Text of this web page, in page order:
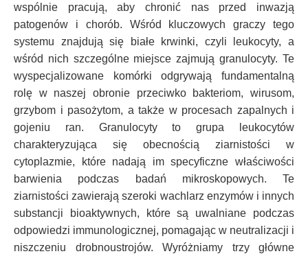
wspólnie pracują, aby chronić nas przed inwazją
patogenów i chorób. Wśród kluczowych graczy tego
systemu znajdują się białe krwinki, czyli leukocyty, a
wśród nich szczególne miejsce zajmują granulocyty. Te
wyspecjalizowane komórki odgrywają fundamentalną
rolę w naszej obronie przeciwko bakteriom, wirusom,
grzybom i pasożytom, a także w procesach zapalnych i
gojeniu ran. Granulocyty to grupa leukocytów
charakteryzująca się obecnością ziarnistości w
cytoplazmie, które nadają im specyficzne właściwości
barwienia podczas badań mikroskopowych. Te
ziarnistości zawierają szeroki wachlarz enzymów i innych
substancji bioaktywnych, które są uwalniane podczas
odpowiedzi immunologicznej, pomagając w neutralizacji i
niszczeniu drobnoustrojów. Wyróżniamy trzy główne